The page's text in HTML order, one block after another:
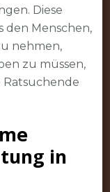
Diese
den Menschen,
nehmen,
zu müssen,
Ratsuchende
in